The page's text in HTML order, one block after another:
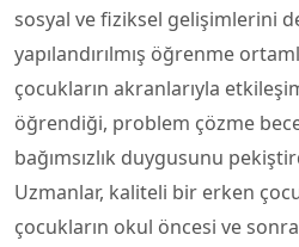
sosyal ve fiziksel gelişimlerini
yapılandırılmış öğrenme
çocukların akranlarıyla
öğrendiği, problem çözme
bağımsızlık duygusunu
Uzmanlar, kaliteli bir erken
çocukların okul öncesi ve